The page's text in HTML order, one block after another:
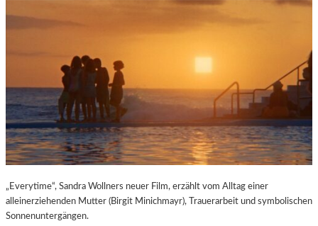
„Everytime“, Sandra Wollners neuer Film, erzählt vom Alltag einer
alleinerziehenden Mutter (Birgit Minichmayr), Trauerarbeit und symbolischen
Sonnenuntergängen.